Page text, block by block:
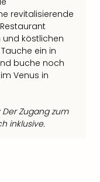
revitalisierende
köstlichen
ein in
buche noch
Venus in
Der Zugang zum
inklusive.